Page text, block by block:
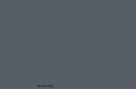
Werbung: